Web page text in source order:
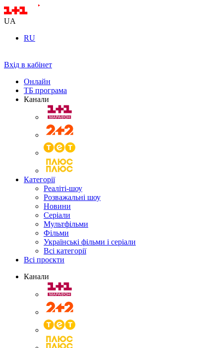
UA
RU
Вхід в кабінет
Онлайн
ТБ програма
Канали
Категорії
Реаліті-шоу
Розважальні шоу
Новини
Серіали
Мультфільми
Фільми
Українські фільми і серіали
Всі категорії
Всі проєкти
Канали